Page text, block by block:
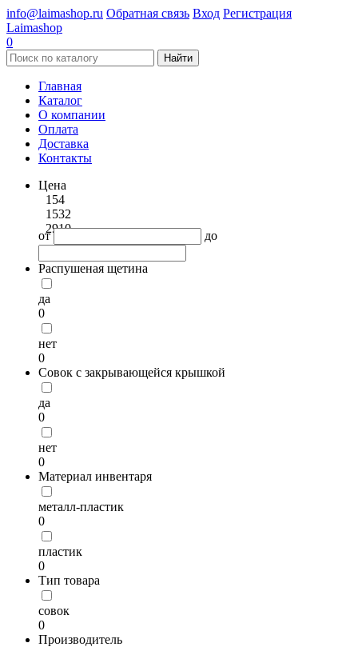
info@laimashop.ru Обратная связь Вход Регистрация
Laimashop
0
Найти
Главная
Каталог
О компании
Оплата
Доставка
Контакты
Цена
154
1532
2910
от до
Распушеная щетина
да
0
нет
0
Совок с закрывающейся крышкой
да
0
нет
0
Материал инвентаря
металл-пластик
0
пластик
0
Тип товара
совок
0
Производитель